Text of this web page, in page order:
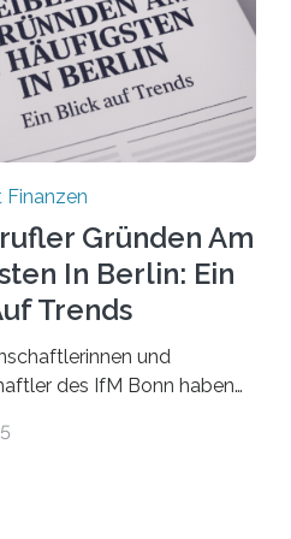
Gründen Am
In Berlin: Ein
Trends
und
des IfM Bonn haben
ein Ranking der